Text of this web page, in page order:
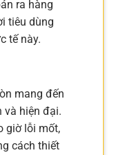
ra hàng
tiêu dùng
tế này.
mang đến
và hiện đại.
giờ lỗi mốt,
cách thiết